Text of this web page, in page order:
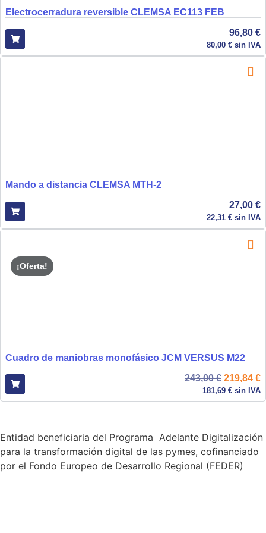
Electrocerradura reversible CLEMSA EC113 FEB
96,80 €
80,00 € sin IVA
Mando a distancia CLEMSA MTH-2
27,00 €
22,31 € sin IVA
¡Oferta!
Cuadro de maniobras monofásico JCM VERSUS M22
243,00€ 219,84 €
181,69 € sin IVA
Entidad beneficiaria del Programa Adelante Digitalización
para la transformación digital de las pymes, cofinanciado
por el Fondo Europeo de Desarrollo Regional (FEDER)